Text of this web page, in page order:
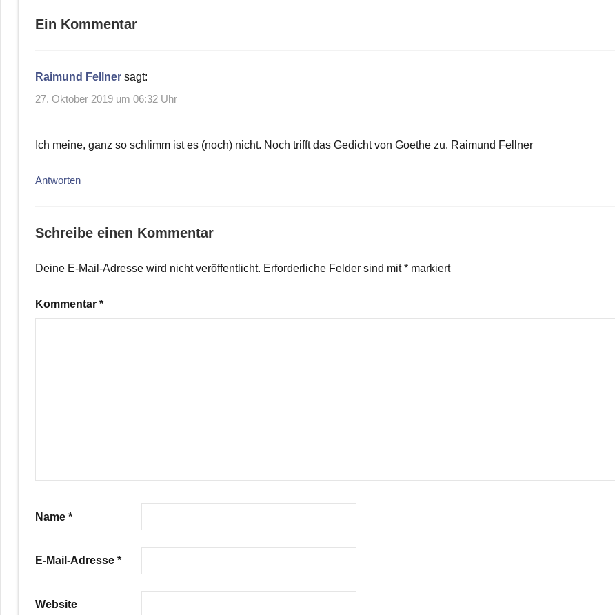
Ein Kommentar
Raimund Fellner sagt:
27. Oktober 2019 um 06:32 Uhr
Ich meine, ganz so schlimm ist es (noch) nicht. Noch trifft das Gedicht von Goethe zu. Raimund Fellner
Antworten
Schreibe einen Kommentar
Deine E-Mail-Adresse wird nicht veröffentlicht. Erforderliche Felder sind mit* markiert
Kommentar *
Name *
E-Mail-Adresse *
Website